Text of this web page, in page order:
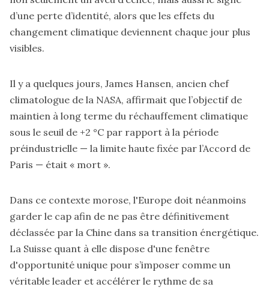
d’une perte d’identité, alors que les effets du
changement climatique deviennent chaque jour plus
visibles.
Il y a quelques jours, James Hansen, ancien chef
climatologue de la NASA, affirmait que l’objectif de
maintien à long terme du réchauffement climatique
sous le seuil de +2 °C par rapport à la période
préindustrielle — la limite haute fixée par l’Accord de
Paris — était « mort ».
Dans ce contexte morose, l'Europe doit néanmoins
garder le cap afin de ne pas être définitivement
déclassée par la Chine dans sa transition énergétique.
La Suisse quant à elle dispose d'une fenêtre
d'opportunité unique pour s’imposer comme un
véritable leader et accélérer le rythme de sa